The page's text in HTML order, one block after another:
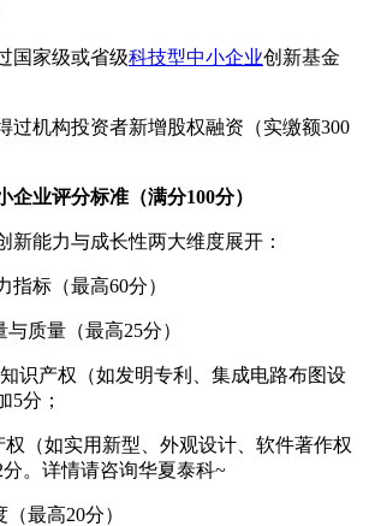
家级或省级科技型中小企业创新基金
机构投资者新增股权融资（实缴额300
企业评分标准（满分100分）
能力与成长性两大维度展开：
标（最高60分）
质量（最高25分）
产权（如发明专利、集成电路布图设
5分；
如实用新型、外观设计、软件著作权
。详情请咨询华夏泰科~
最高20分）